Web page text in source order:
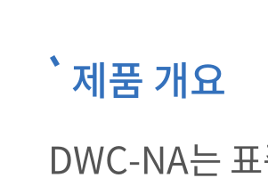
제품 개요
DWC-NA는